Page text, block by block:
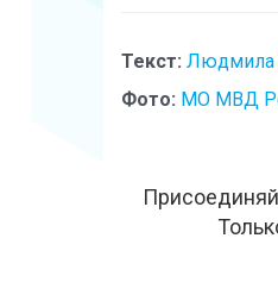
Текст: Людмила
Фото: МО МВД